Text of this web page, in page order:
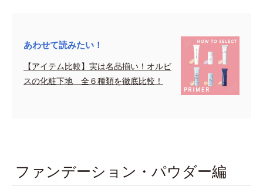
あわせて読みたい！
【アイテム比較】実は名品揃い！オルビ
スの化粧下地 全６種類を徹底比較！
ファンデーション・パウダー編